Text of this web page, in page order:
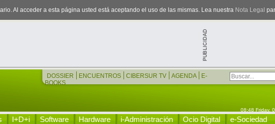
Al acceder a esta página usted está aceptando el uso de las mismas. Lea nuestra Nota Legal
DOSSIER ENCUENTROS CIBERSUR TV AGENDA
E-
BOOKS
08:48 Friday,
I+D+i Software Hardware i-Administración Ocio Digital e-Sociedad